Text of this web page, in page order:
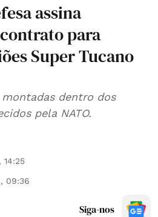
assina
para
Super Tucano
dentro dos
pela NATO.
14:25
09:36
Siga-nos